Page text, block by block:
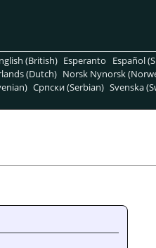
(British) Esperanto Español
(Dutch) Norsk Nynorsk
Српски (Serbian) Svenska